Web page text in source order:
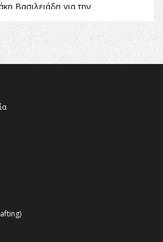
Βασιλειάδη για την
«Σε τέτοιες κορυφαίες
μόνο η ευθύνη απέναντι
ΠΑΟΚ στον δεύτερο γύρο του
στον Κατάλογο Παγκόσμιας
– Ομόφωνη η απόφαση Ο
ως φυσικό και πολιτιστικό
αξίας για την